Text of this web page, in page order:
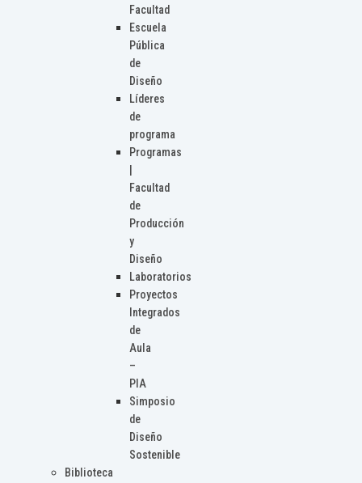
Facultad
Escuela
Pública
de
Diseño
Líderes
de
programa
Programas
Facultad
de
Producción
y
Diseño
Laboratorios
Proyectos
Integrados
de
Aula
–
PIA
Simposio
de
Diseño
Sostenible
Biblioteca